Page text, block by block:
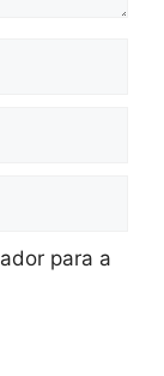
para a